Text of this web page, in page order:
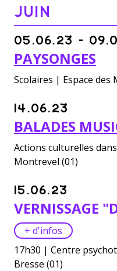
JUIN
05.06.23 -
PAYSONGES
Scolaires | Espace des
14.06.23
BALADES
Actions culturelles
Montrevel (01)
15.06.23
VERNISSAGE
+ d'infos
17h30 | Centre
Bresse (01)